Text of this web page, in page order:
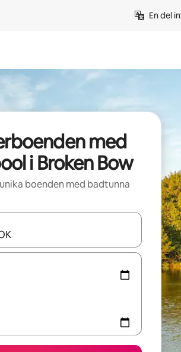
En del
med
i Broken Bow
boenden med badtunna
tillgängliga kan du navigera med upp- och